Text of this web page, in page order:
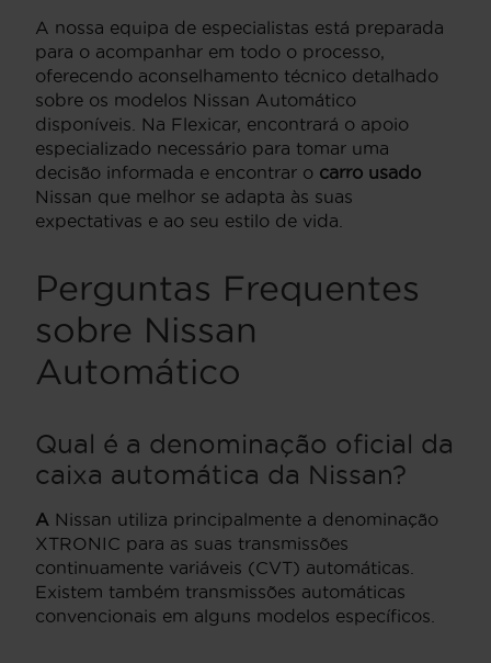
A nossa equipa de especialistas está preparada
para o acompanhar em todo o processo,
oferecendo aconselhamento técnico detalhado
sobre os modelos Nissan Automático
disponíveis. Na Flexicar, encontrará o apoio
especializado necessário para tomar uma
decisão informada e encontrar o carro usado
Nissan que melhor se adapta às suas
expectativas e ao seu estilo de vida.
Perguntas Frequentes
sobre Nissan
Automático
Qual é a denominação oficial da
caixa automática da Nissan?
A Nissan utiliza principalmente a denominação
XTRONIC para as suas transmissões
continuamente variáveis (CVT) automáticas.
Existem também transmissões automáticas
convencionais em alguns modelos específicos.